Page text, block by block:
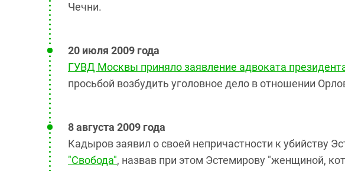
Чечни.
20 июля 2009 года
ГУВД Москвы приняло заявление адвоката
просьбой возбудить уголовное дело в отношении
8 августа 2009 года
Кадыров заявил о своей непричастности к убийству
"Свобода", назвав при этом Эстемирову "женщиной,